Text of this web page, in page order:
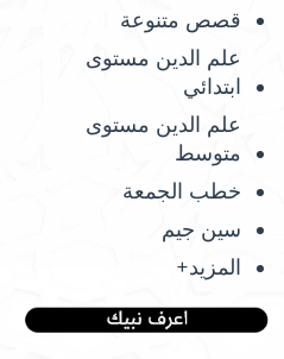
قصص متنوعة
علم الدين مستوى
ابتدائي
علم الدين مستوى
متوسط
خطب الجمعة
سين جيم
المزيد+